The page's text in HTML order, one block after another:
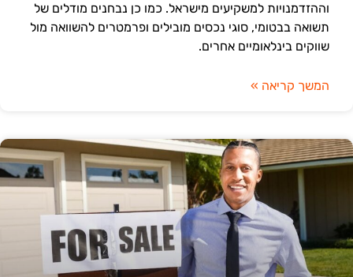
וההזדמנויות למשקיעים מישראל. כמו כן נבחנים מודלים של
תשואה בבטומי, סוגי נכסים מובילים ופרמטרים להשוואה מול
שווקים בינלאומיים אחרים.
המשך קריאה »